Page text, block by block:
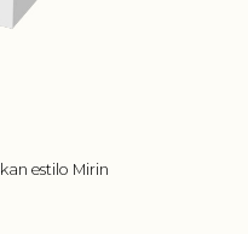
estilo Mirin